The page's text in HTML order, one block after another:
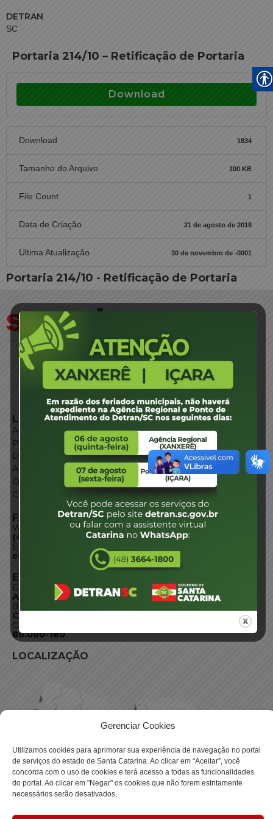
Gerenciar Cookies
Utilizamos cookies para aprimorar sua experiência de navegação no portal
de serviços do estado de Santa Catarina. Ao clicar em “Aceitar”, você
concorda com o uso de cookies e terá acesso a todas as funcionalidades
do portal. Ao clicar em "Negar" os cookies que não forem estritamente
necessários serão desativados.
DETRAN
SC
Portaria 214/10 – Retificação de Portaria
Download
Download 1834
Tamanho do Arquivo 100 KB
File Count 1
Data de Criação 21 de agosto de 2018
Ultima Atualização 30 de novembro de -0001
Portaria 214/10 - Retificação de Portaria
LINKS EXTERNOS
Agência de Notícias
Portal de Serviços
Diário Oficial
Acesso à Informação
Órgãos do Governo
Conheça SC
FALE CONOSCO
WhatsApp:
(48) 3664-1800
E-mail:
centraldeinformacoes@detran.sc.gov.br
ENDEREÇO
Endereço:
Av. Almirante Tamandaré - 480
Bairro:
Coqueiros, Florianópolis SC
CEP:
88.080-160
LOCALIZAÇÃO